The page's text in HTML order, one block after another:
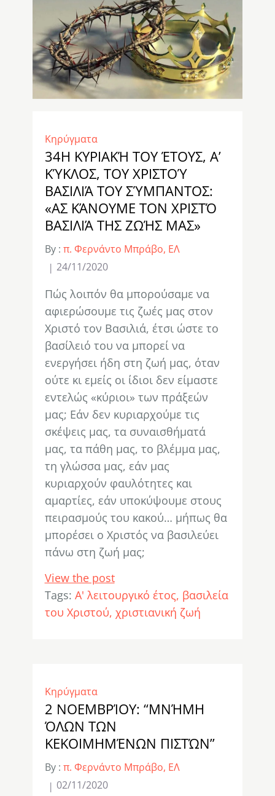
Κηρύγματα
34Η ΚΥΡΙΑΚΉ ΤΟΥ ΈΤΟΥΣ, Α’
ΚΎΚΛΟΣ, ΤΟΥ ΧΡΙΣΤΟΎ
ΒΑΣΙΛΙΆ ΤΟΥ ΣΎΜΠΑΝΤΟΣ:
«ΑΣ ΚΆΝΟΥΜΕ ΤΟΝ ΧΡΙΣΤΌ
ΒΑΣΙΛΙΆ ΤΗΣ ΖΩΉΣ ΜΑΣ»
By : π. Φερνάντο Μπράβο, ΕΛ
24/11/2020
Πώς λοιπόν θα μπορούσαμε να
αφιερώσουμε τις ζωές μας στον
Χριστό τον Βασιλιά, έτσι ώστε το
βασίλειό του να μπορεί να
ενεργήσει ήδη στη ζωή μας, όταν
ούτε κι εμείς οι ίδιοι δεν είμαστε
εντελώς «κύριοι» των πράξεών
μας; Εάν δεν κυριαρχούμε τις
σκέψεις μας, τα συναισθήματά
μας, τα πάθη μας, το βλέμμα μας,
τη γλώσσα μας, εάν μας
κυριαρχούν φαυλότητες και
αμαρτίες, εάν υποκύψουμε στους
πειρασμούς του κακού… μήπως θα
μπορέσει ο Χριστός να βασιλεύει
πάνω στη ζωή μας;
View the post
Tags: Α' λειτουργικό έτος βασιλεία
του Χριστού χριστιανική ζωή
Κηρύγματα
2 ΝΟΕΜΒΡΊΟΥ: “ΜΝΉΜΗ
ΌΛΩΝ ΤΩΝ
ΚΕΚΟΙΜΗΜΈΝΩΝ ΠΙΣΤΏΝ”
By : π. Φερνάντο Μπράβο, ΕΛ
02/11/2020